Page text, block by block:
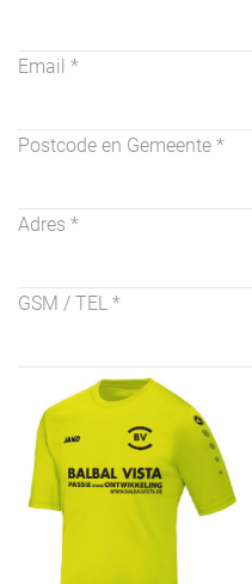
Email *
Postcode en Gemeente *
Adres *
GSM / TEL *